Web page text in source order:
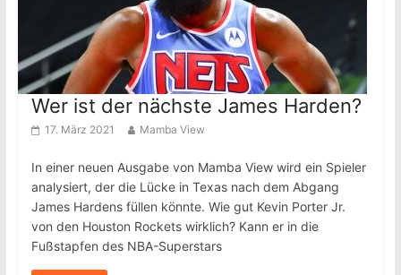
Wer ist der nächste James Harden?
17. März 2021 Mamba View
In einer neuen Ausgabe von Mamba View wird ein Spieler
analysiert, der die Lücke in Texas nach dem Abgang
James Hardens füllen könnte. Wie gut Kevin Porter Jr.
von den Houston Rockets wirklich? Kann er in die
Fußstapfen des NBA-Superstars